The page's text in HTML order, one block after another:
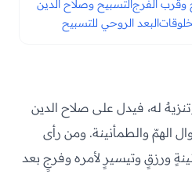
وقرب الفرجالتسبيح وصلاح الدين
البعد الروحي للتسبيح
له، فيدل على صلاح الدين
الهمّ والطمأنينة. ومن رأى
ورزقٍ وتيسيرٍ لأمره وفرجٍ بعد